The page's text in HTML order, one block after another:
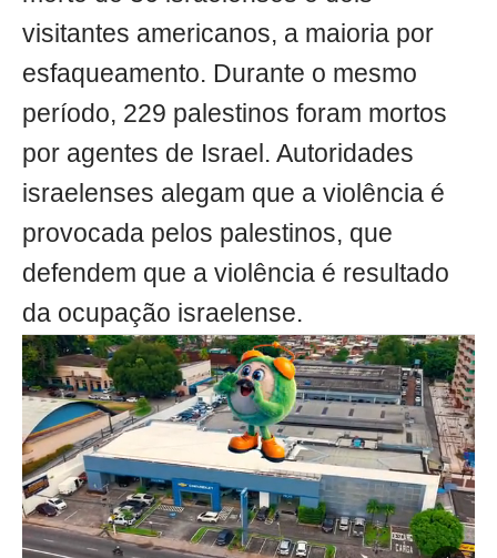
visitantes americanos, a maioria por
esfaqueamento. Durante o mesmo
período, 229 palestinos foram mortos
por agentes de Israel. Autoridades
israelenses alegam que a violência é
provocada pelos palestinos, que
defendem que a violência é resultado
da ocupação israelense.